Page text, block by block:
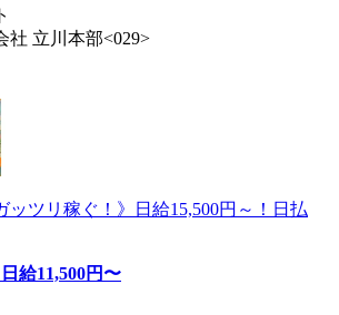
社 立川本部<029>
ッツリ稼ぐ！》日給15,500円～！日払
日給11,500円〜